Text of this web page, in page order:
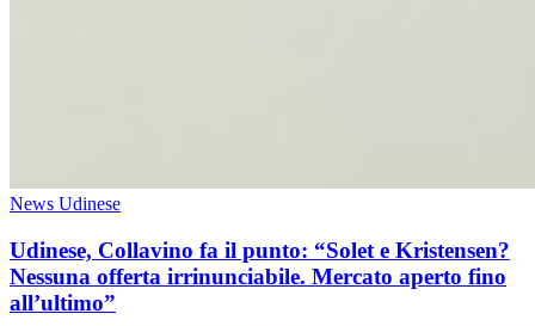
News Udinese
Udinese, Collavino fa il punto: “Solet e Kristensen?
Nessuna offerta irrinunciabile. Mercato aperto fino
all’ultimo”